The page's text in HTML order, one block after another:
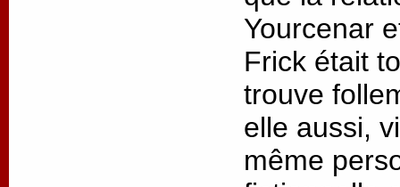
Yourcenar
Frick était
trouve
elle aussi,
même